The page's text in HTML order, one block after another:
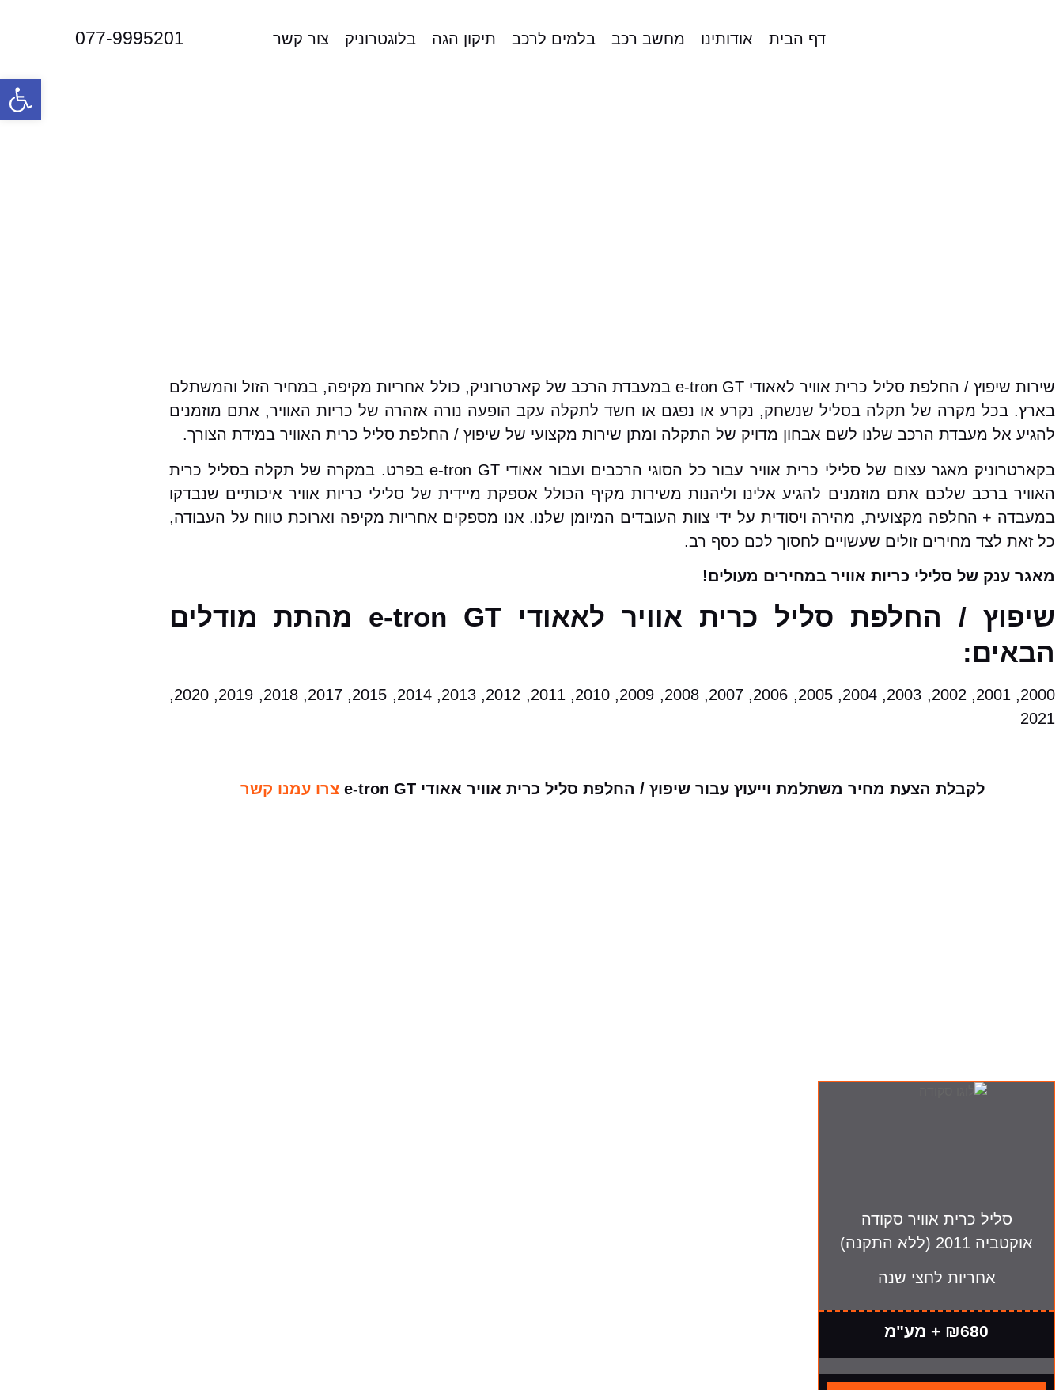
דף הבית אודותינו מחשב רכב בלמים לרכב תיקון הגה בלוגטרוניק צור קשר 077-9995201
שירות שיפוץ / החלפת סליל כרית אוויר לאאודי e-tron GT במעבדת הרכב של קארטרוניק, כולל אחריות מקיפה, במחיר הזול והמשתלם
בארץ. בכל מקרה של תקלה בסליל שנשחק, נקרע או נפגם או חשד לתקלה עקב הופעה נורה אזהרה של כריות האוויר, אתם מוזמנים
להגיע אל מעבדת הרכב שלנו לשם אבחון מדויק של התקלה ומתן שירות מקצועי של שיפוץ / החלפת סליל כרית האוויר במידת הצורך.
בקארטרוניק מאגר עצום של סלילי כרית אוויר עבור כל הסוגי הרכבים ועבור אאודי e-tron GT בפרט. במקרה של תקלה בסליל כרית
האוויר ברכב שלכם אתם מוזמנים להגיע אלינו וליהנות משירות מקיף הכולל אספקת מיידית של סלילי כריות אוויר איכותיים שנבדקו
במעבדה + החלפה מקצועית, מהירה ויסודית על ידי צוות העובדים המיומן שלנו. אנו מספקים אחריות מקיפה וארוכת טווח על העבודה,
כל זאת לצד מחירים זולים שעשויים לחסוך לכם כסף רב.
מאגר ענק של סלילי כריות אוויר במחירים מעולים!
שיפוץ / החלפת סליל כרית אוויר לאאודי e-tron GT מהתת מודלים
הבאים:
2000, 2001, 2002, 2003, 2004, 2005, 2006, 2007, 2008, 2009, 2010, 2011, 2012, 2013, 2014, 2015, 2017, 2018, 2019, 2020,
2021
לקבלת הצעת מחיר משתלמת וייעוץ עבור שיפוץ / החלפת סליל כרית אוויר אאודי e-tron GT צרו עמנו קשר
סליל כרית אוויר סקודה
אוקטביה 2011 (ללא התקנה)
אחריות לחצי שנה
₪680 + מע"מ
פתח